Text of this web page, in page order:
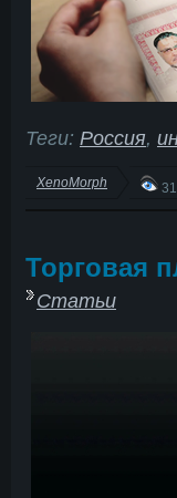
Теги: Россия,
XenoMorph
Торговая
Статьи